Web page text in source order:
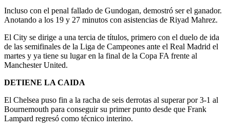
Incluso con el penal fallado de Gundogan, demostró ser el ganador.
Anotando a los 19 y 27 minutos con asistencias de Riyad Mahrez.
El City se dirige a una tercia de títulos, primero con el duelo de ida
de las semifinales de la Liga de Campeones ante el Real Madrid el
martes y ya tiene su lugar en la final de la Copa FA frente al
Manchester United.
DETIENE LA CAIDA
El Chelsea puso fin a la racha de seis derrotas al superar por 3-1 al
Bournemouth para conseguir su primer punto desde que Frank
Lampard regresó como técnico interino.